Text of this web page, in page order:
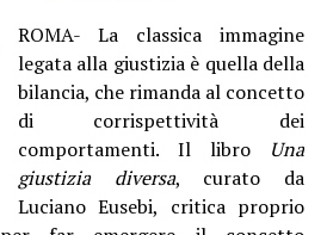
ROMA- La classica immagine
legata alla giustizia è quella della
bilancia, che rimanda al concetto
di corrispettività dei
comportamenti. Il libro Una
giustizia diversa, curato da
Luciano Eusebi, critica proprio